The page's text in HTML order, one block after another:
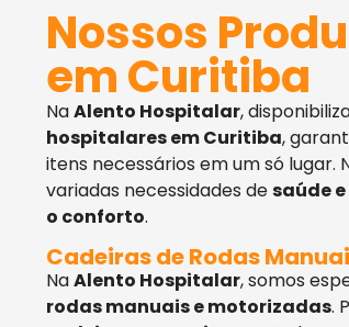
Nossos
em Curitiba
NaAlento Hospitalar,
hospitalares em Curitiba,
itens necessários em um só lugar.
variadas necessidades desaúde
o conforto.
Cadeiras de Rodas
NaAlento Hospitalar, somos
rodas manuais e motorizadas.